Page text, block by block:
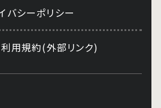
バシーポリシー
用規約(外部リンク)